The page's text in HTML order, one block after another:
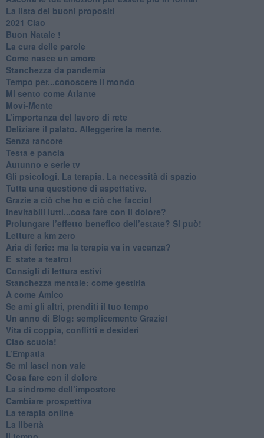
​La lista dei buoni propositi
2021 Ciao
Buon Natale !
​La cura delle parole
​Come nasce un amore
Stanchezza da pandemia
​Tempo per...conoscere il mondo
​Mi sento come Atlante
​Movi-Mente
​L’importanza del lavoro di rete
​Deliziare il palato. Alleggerire la mente.
​Senza rancore
​Testa e pancia
​Autunno e serie tv
​Gli psicologi. La terapia. La necessità di spazio
​Tutta una questione di aspettative.
​Grazie a ciò che ho e ciò che faccio!
​Inevitabili lutti...cosa fare con il dolore?
Prolungare l’effetto benefico dell’estate? Si può!
​Letture a km zero
​Aria di ferie: ma la terapia va in vacanza?
​E_state a teatro!
​Consigli di lettura estivi
​Stanchezza mentale: come gestirla
​A come Amico
​Se ami gli altri, prenditi il tuo tempo
​Un anno di Blog: semplicemente Grazie!
​Vita di coppia, conflitti e desideri
​Ciao scuola!
​L’Empatia
​Se mi lasci non vale
Cosa fare con il dolore
​La sindrome dell’impostore
​Cambiare prospettiva
La terapia online
La libertà